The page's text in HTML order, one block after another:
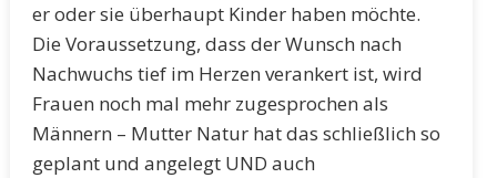
er oder sie überhaupt Kinder haben möchte.
Die Voraussetzung, dass der Wunsch nach
Nachwuchs tief im Herzen verankert ist, wird
Frauen noch mal mehr zugesprochen als
Männern – Mutter Natur hat das schließlich so
geplant und angelegt UND auch